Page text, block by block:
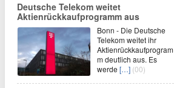
Deutsche Telekom weitet
Aktienrückkaufprogramm aus
Bonn - Die Deutsche
Telekom weitet ihr
Aktienrückkaufprogram
m deutlich aus. Es
werde […] (00)